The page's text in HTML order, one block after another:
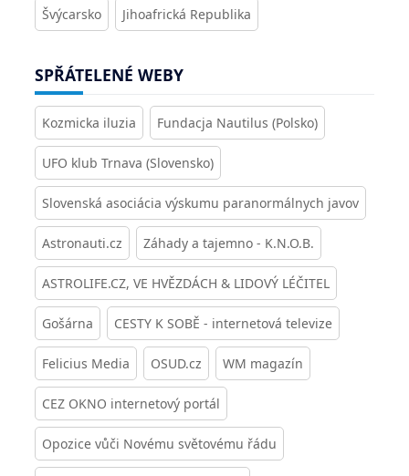
Švýcarsko Jihoafrická Republika
SPŘÁTELENÉ WEBY
Kozmicka iluzia Fundacja Nautilus (Polsko)
UFO klub Trnava (Slovensko)
Slovenská asociácia výskumu paranormálnych javov
Astronauti.cz Záhady a tajemno - K.N.O.B.
ASTROLIFE.CZ, VE HVĚZDÁCH & LIDOVÝ LÉČITEL
Gošárna CESTY K SOBĚ - internetová televize
Felicius Media OSUD.cz WM magazín
CEZ OKNO internetový portál
Opozice vůči Novému světovému řádu